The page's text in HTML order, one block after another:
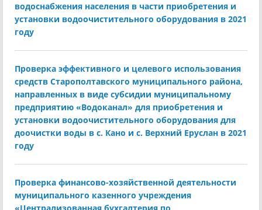
водоснабжения населения в части приобретения и
установки водоочистительного оборудования в 2021
году
Проверка эффективного и целевого использования
средств Старополтавского муниципального района,
направленных в виде субсидии муниципальному
предприятию «Водоканал» для приобретения и
установки водоочистительного оборудования для
доочистки воды в с. Кано и с. Верхний Еруслан в 2021
году
Проверка финансово-хозяйственной деятельности
муниципального казенного учреждения